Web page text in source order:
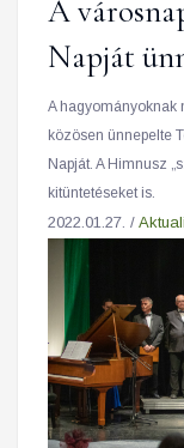
A
Napját
A hagyományoknak
közösen ünnepelte
Napját. A Himnusz
kitüntetéseket is.
2022.01.27. /